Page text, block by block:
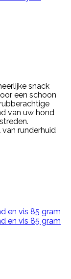
snack
een schoon
van uw hond
runderhuid